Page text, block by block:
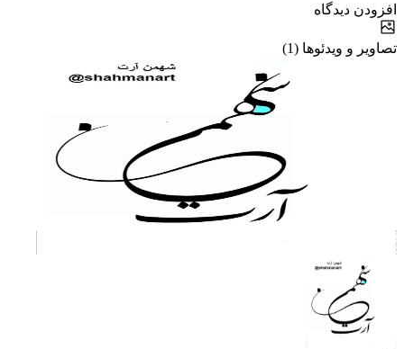
افزودن دیدگاه
تصاویر و ویدئوها (1)